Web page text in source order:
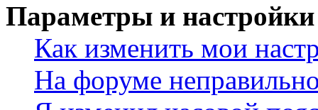
Параметры и настройки
Как изменить мои
На форуме